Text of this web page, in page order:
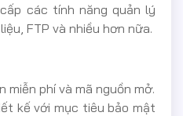
các tính năng quản lý
FTP và nhiều hơn nữa.
miễn phí và mã nguồn mở.
kế với mục tiêu bảo mật